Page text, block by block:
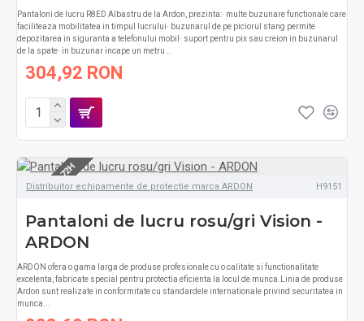
Pantaloni de lucru R8ED Albastru de la Ardon, prezinta:∙ multe buzunare functionale care
faciliteaza mobilitatea in timpul lucrului∙ buzunarul de pe piciorul stang permite
depozitarea in siguranta a telefonului mobil∙ suport pentru pix sau creion in buzunarul
de la spate∙ in buzunar incape un metru ..
304,92 RON
LIVRARE 48-72H
Distribuitor echipamente de protectie marca ARDON H9151
Pantaloni de lucru rosu/gri Vision -
ARDON
ARDON ofera o gama larga de produse profesionale cu o calitate si functionalitate
excelenta, fabricate special pentru protectia eficienta la locul de munca.Linia de produse
Ardon sunt realizate in conformitate cu standardele internationale privind securitatea in
munca...